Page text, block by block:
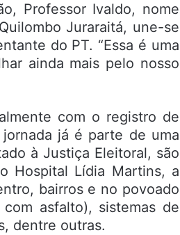
Professor Ivaldo, nome
Juraraitá, une-se
do PT. “Essa é uma
ainda mais pelo nosso
com o registro de
já é parte de uma
à Justiça Eleitoral, são
Hospital Lídia Martins, a
bairros e no povoado
asfalto), sistemas de
dentre outras.